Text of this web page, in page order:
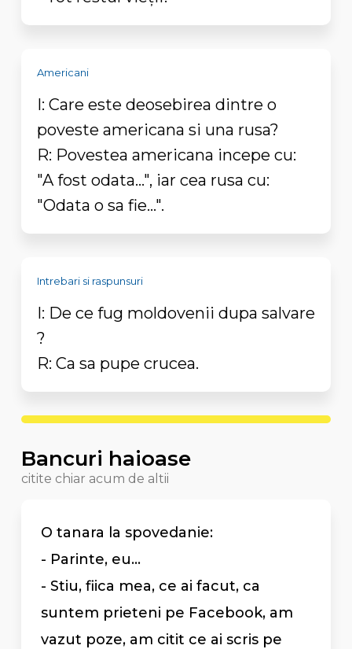
Americani
I: Care este deosebirea dintre o
poveste americana si una rusa?
R: Povestea americana incepe cu:
"A fost odata...", iar cea rusa cu:
"Odata o sa fie...".
Intrebari si raspunsuri
I: De ce fug moldovenii dupa salvare
?
R: Ca sa pupe crucea.
Bancuri haioase
citite chiar acum de altii
O tanara la spovedanie:
- Parinte, eu...
- Stiu, fiica mea, ce ai facut, ca
suntem prieteni pe Facebook, am
vazut poze, am citit ce ai scris pe